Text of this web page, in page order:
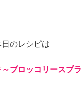
のレシピは
ブロッコリースプ